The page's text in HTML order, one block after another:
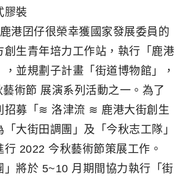
膠裝
港囝仔很榮幸獲國家發展委員的
創生青年培力工作站，執行「鹿港
並規劃子計畫「街道博物館」，
術節 展演系列活動之一。為了
招募「≋ 洛津流 ≋ 鹿港大街創生
大街田調團」及「今秋志工隊」
行 2022 今秋藝術節策展工作。
」將於 5~10 月期間協力執行「街